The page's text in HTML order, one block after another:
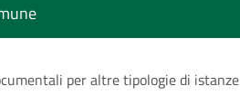
per altre tipologie di istanze